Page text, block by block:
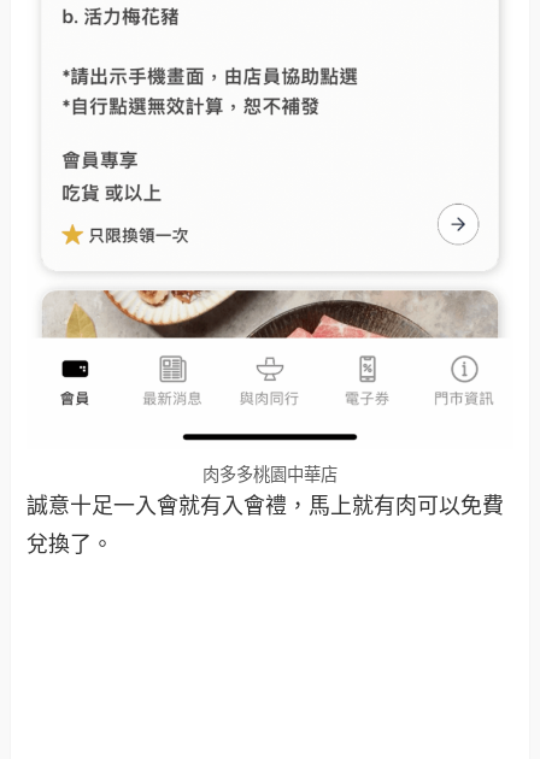
肉多多桃園中華店
誠意十足一入會就有入會禮，馬上就有肉可以免費
兌換了。